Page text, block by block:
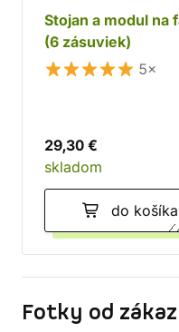
Stojan a modul na
(6 zásuviek)
5×
29,30 €
skladom
do košíka
Fotky od